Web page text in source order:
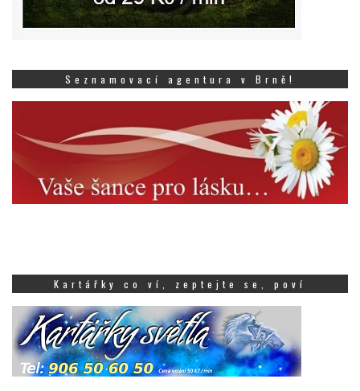
Seznamovací agentura v Brně!
Kartářky co ví, zeptejte se, poví